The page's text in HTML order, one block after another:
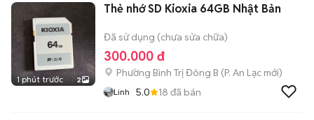
1 phút trước 2
Thẻ nhớ SD Kioxia 64GB Nhật Bản
Đã sử dụng (chưa sửa chữa)
300.000 đ
Phường Bình Trị Đông B (P. An Lạc mới)
Linh 5.0 18 đã bán